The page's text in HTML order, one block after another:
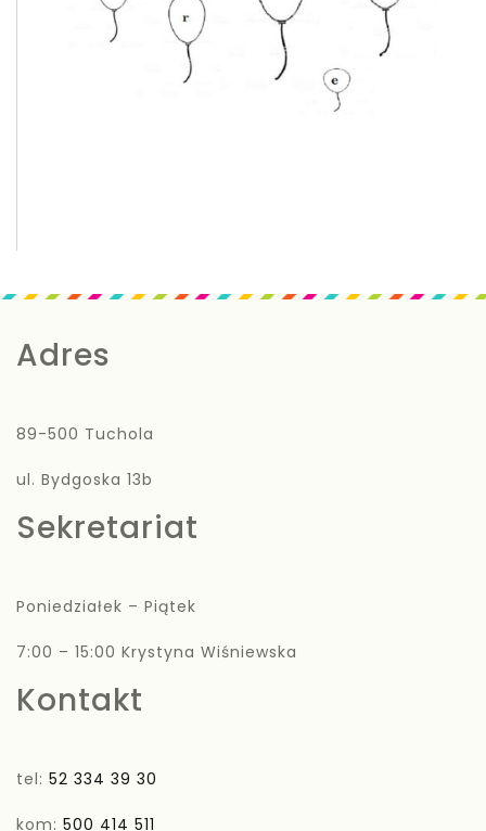
Adres
89-500 Tuchola
ul. Bydgoska 13b
Sekretariat
Poniedziałek – Piątek
7:00 – 15:00 Krystyna Wiśniewska
Kontakt
tel: 52 334 39 30
kom: 500 414 511